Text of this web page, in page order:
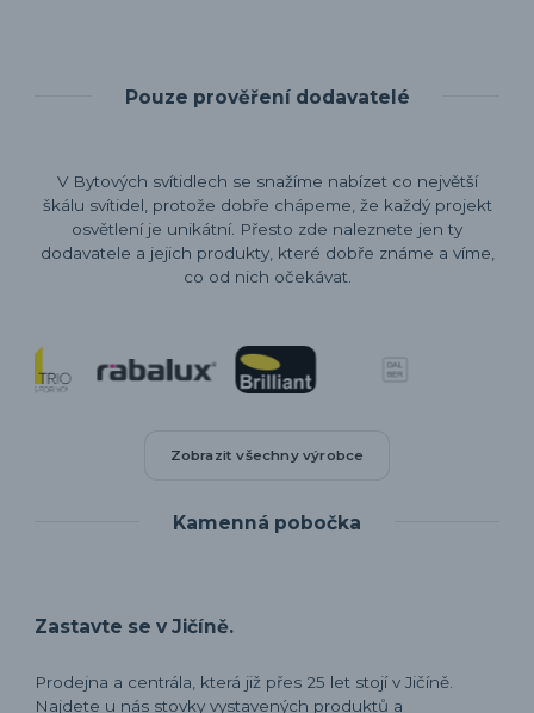
Pouze prověření dodavatelé
V Bytových svítidlech se snažíme nabízet co největší
škálu svítidel, protože dobře chápeme, že každý projekt
osvětlení je unikátní. Přesto zde naleznete jen ty
dodavatele a jejich produkty, které dobře známe a víme,
co od nich očekávat.
Zobrazit všechny výrobce
Kamenná pobočka
Zastavte se v Jičíně.
Prodejna a centrála, která již přes 25 let stojí v Jičíně.
Najdete u nás stovky vystavených produktů a